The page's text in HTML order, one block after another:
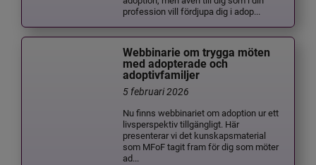
profession vill fördjupa dig i adop...
Webbinarie om trygga möten
med adopterade och
adoptivfamiljer
5 februari 2026
Nu finns webbinariet om adoption ur ett
livsperspektiv tillgängligt. Här
presenterar vi det kunskapsmaterial
som MFoF tagit fram för dig som möter
ad...